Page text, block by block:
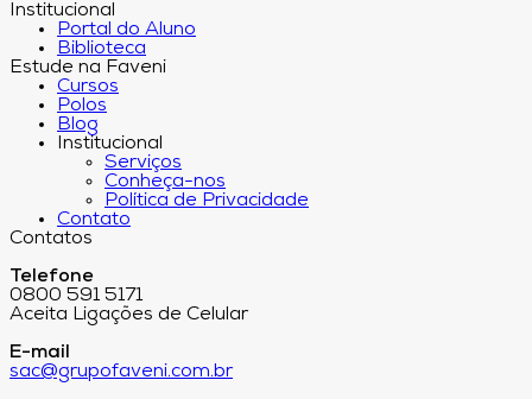
Institucional
Portal do Aluno
Biblioteca
Estude na Faveni
Cursos
Polos
Blog
Institucional
Serviços
Conheça-nos
Política de Privacidade
Contato
Contatos
Telefone
0800 591 5171
Aceita Ligações de Celular
E-mail
sac@grupofaveni.com.br